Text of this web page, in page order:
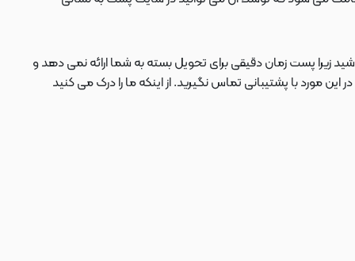
زیرا پست زمان دقیقی برای تحویل بسته به شما ارائه نمی دهد و
با پشتیبانی تماس نگیرید. از اینکه ما را درک می کنید